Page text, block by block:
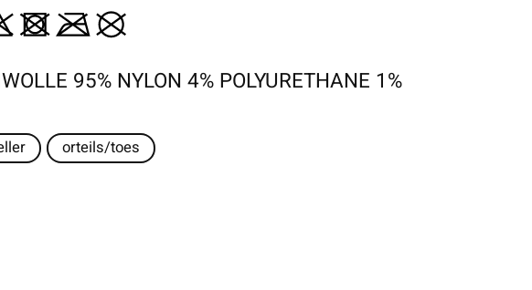
95% NYLON 4% POLYURETHANE 1%
orteils/toes